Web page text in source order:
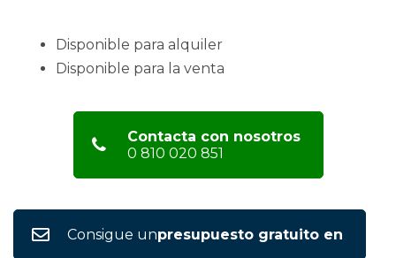
Disponible para alquiler
Disponible para la venta
Contacta con nosotros
0 810 020 851
Consigue unpresupuesto gratuito en